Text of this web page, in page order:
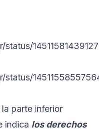
parte inferior
indica los derechos